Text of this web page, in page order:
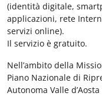
(identità digitale,
applicazioni, rete
servizi online).
Il servizio è gratuito.
Nell’ambito della
Piano Nazionale di
Autonoma Valle